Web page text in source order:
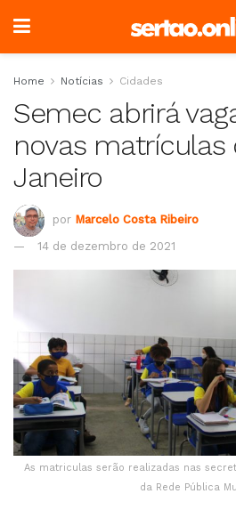
Home Notícias Cidades
Semec abrirá
novas matrículas
Janeiro
por Marcelo Costa Ribeiro
14 de dezembro de 2021
As matriculas serão realizadas nas
da Rede Pública